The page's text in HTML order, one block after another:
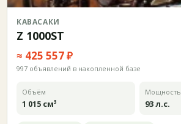
КАВАСАКИ
Z 1000ST
≈ 425 557 ₽
997 объявлений в накопленной базе
Объём
1 015 см³
Мощность
93 л.с.